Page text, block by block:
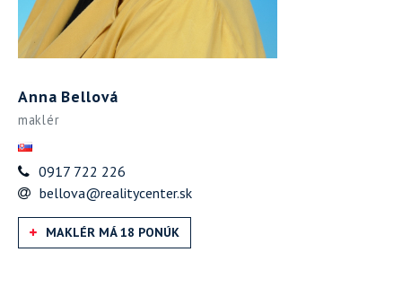
Anna Bellová
maklér
0917 722 226
bellova@realitycenter.sk
MAKLÉR MÁ 18 PONÚK